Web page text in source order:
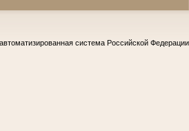
система Российской